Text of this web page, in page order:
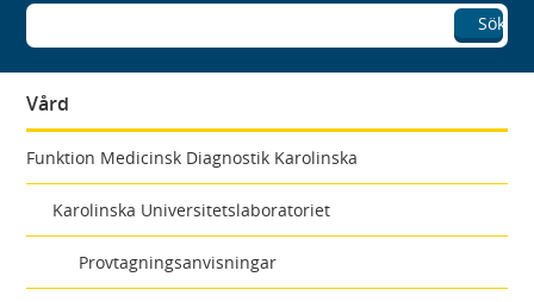
Sök
Vård
Funktion Medicinsk Diagnostik Karolinska
Karolinska Universitetslaboratoriet
Provtagningsanvisningar